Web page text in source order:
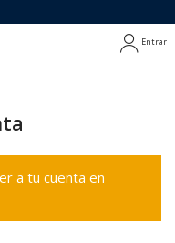
Entrar
a tu cuenta en